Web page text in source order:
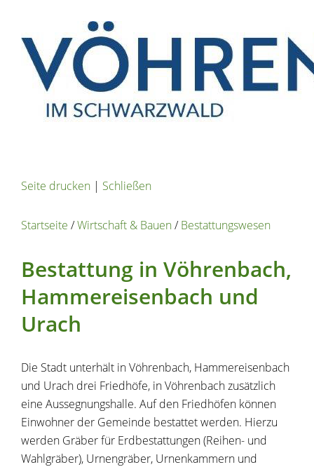
Seite drucken | Schließen
Startseite /Wirtschaft & Bauen/Bestattungswesen
Bestattung in Vöhrenbach,
Hammereisenbach und
Urach
Die Stadt unterhält in Vöhrenbach, Hammereisenbach
und Urach drei Friedhöfe, in Vöhrenbach zusätzlich
eine Aussegnungshalle. Auf den Friedhöfen können
Einwohner der Gemeinde bestattet werden. Hierzu
werden Gräber für Erdbestattungen (Reihen- und
Wahlgräber), Urnengräber, Urnenkammern und